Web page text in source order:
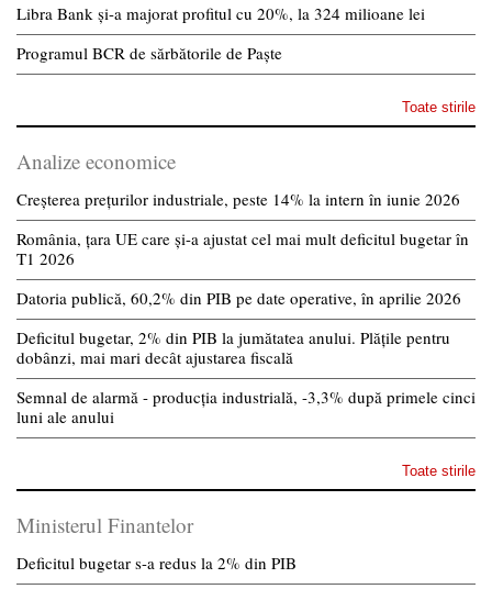
Libra Bank și-a majorat profitul cu 20%, la 324 milioane lei
Programul BCR de sărbătorile de Paște
Toate stirile
Analize economice
Creșterea prețurilor industriale, peste 14% la intern în iunie 2026
România, țara UE care și-a ajustat cel mai mult deficitul bugetar în
T1 2026
Datoria publică, 60,2% din PIB pe date operative, în aprilie 2026
Deficitul bugetar, 2% din PIB la jumătatea anului. Plățile pentru
dobânzi, mai mari decât ajustarea fiscală
Semnal de alarmă - producția industrială, -3,3% după primele cinci
luni ale anului
Toate stirile
Ministerul Finantelor
Deficitul bugetar s-a redus la 2% din PIB